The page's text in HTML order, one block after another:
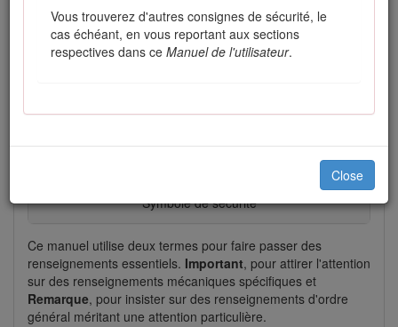
Vous trouverez d'autres consignes de sécurité, le
cas échéant, en vous reportant aux sections
respectives dans ce Manuel de l'utilisateur.
Close
Les mises en garde de ce manuel soulignent des dangers
potentiels et sont signalées par le symbole de sécurité
(Figure2), qui indique un danger pouvant entraîner des
blessures graves ou mortelles si les précautions
Symbole de sécurité
Ce manuel utilise deux termes pour faire passer des
renseignements essentiels. Important, pour attirer l'attention
sur des renseignements mécaniques spécifiques et
Remarque, pour insister sur des renseignements d'ordre
général méritant une attention particulière.